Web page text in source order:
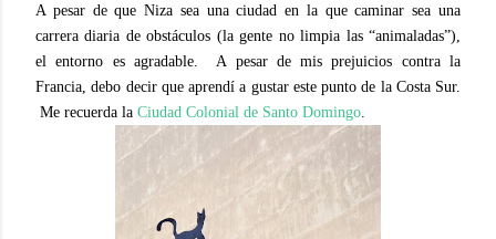
A pesar de que Niza sea una ciudad en la que caminar sea una
carrera diaria de obstáculos (la gente no limpia las “animaladas”),
el entorno es agradable. A pesar de mis prejuicios contra la
Francia, debo decir que aprendí a gustar este punto de la Costa Sur.
Me recuerda la Ciudad Colonial de Santo Domingo